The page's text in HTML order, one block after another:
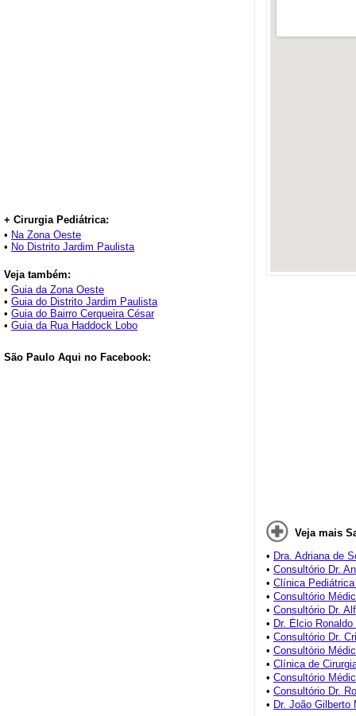
+ Cirurgia Pediátrica:
• Na Zona Oeste
• No Distrito Jardim Paulista
Veja também:
• Guia da Zona Oeste
• Guia do Distrito Jardim Paulista
• Guia do Bairro Cerqueira César
• Guia da Rua Haddock Lobo
São Paulo Aqui no Facebook:
Veja mais
• Dra. Adriana de
• Consultório Dr.
• Clínica
• Consultório
• Consultório Dr.
• Dr. Élcio
• Consultório Dr.
• Consultório
• Clínica de
• Consultório
• Consultório Dr.
• Dr. João Gilberto